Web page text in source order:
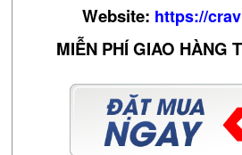
Website: https://
MIỄN PHÍ GIAO HÀNG